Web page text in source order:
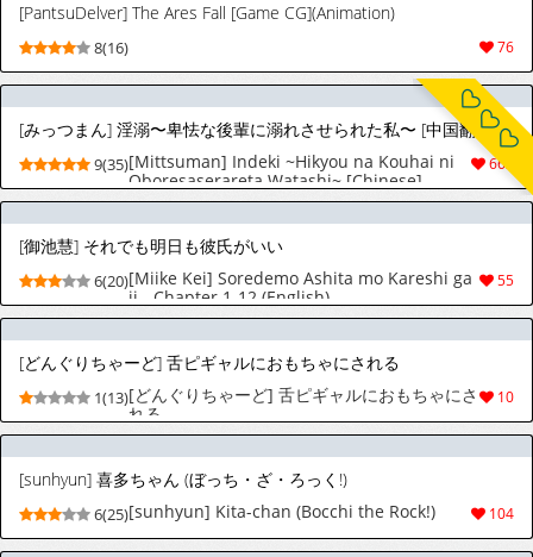
[PantsuDelver] The Ares Fall [Game CG](Animation)
76
8(16)
[みっつまん] 淫溺〜卑怯な後輩に溺れさせられた私〜 [中国翻訳]
662
9(35)[Mittsuman] Indeki ~Hikyou na Kouhai ni
Oboresaserareta Watashi~ [Chinese]
[COW个人汉化]
[御池慧] それでも明日も彼氏がいい
55
6(20)[Miike Kei] Soredemo Ashita mo Kareshi ga
ii - Chapter 1-12 (English)
[どんぐりちゃーど] 舌ピギャルにおもちゃにされる
10
1(13)[どんぐりちゃーど] 舌ピギャルにおもちゃにさ
れる
[sunhyun] 喜多ちゃん (ぼっち・ざ・ろっく!)
104
6(25)[sunhyun] Kita-chan (Bocchi the Rock!)